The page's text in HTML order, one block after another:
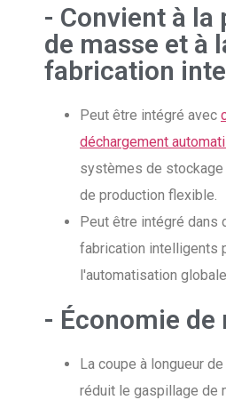
- Convient à la
de masse et à
fabrication
Peut être intégré avec
déchargement
systèmes de stockage
de production flexible.
Peut être intégré dans
fabrication intelligents
l'automatisation globale.
- Économie
La coupe à longueur
réduit le gaspillage de